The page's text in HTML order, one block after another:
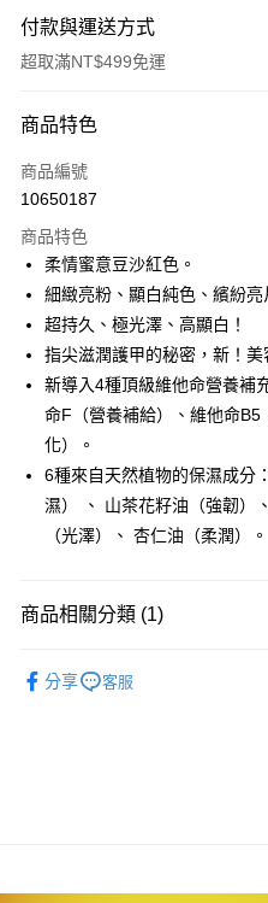
付款與運送方式
超取滿NT$499免運
付款方式
信用卡一次付款
LINE Pay
Apple Pay
街口支付
悠遊付
運送方式
全家取貨付款
每筆NT$80，滿NT$499(含以上)
家取貨付款，誤選客服會協助您
黑貓宅急便
商品特色
商品編號
10650187
商品特色
柔情蜜意豆沙紅色。
細緻亮粉、顯白純色、繽紛亮
超持久、極光澤、高顯白！
指尖滋潤護甲的秘密，新！美
新導入4種頂級維他命營養補
命F（營養補給）、維他命
化）。
6種來自天然植物的保濕成分
濕） 、 山茶花籽油（強韌）
（光澤）、 杏仁油（柔潤）。
商品相關分類 (1)
全63色
分享 客服